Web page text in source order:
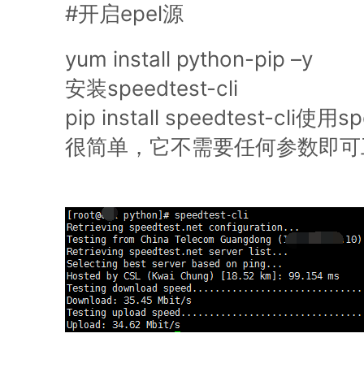
#开启epel源
yum install python-pip –y
安装speedtest-cli
pip install speedtest-cli使用
很简单，它不需要任何参数即